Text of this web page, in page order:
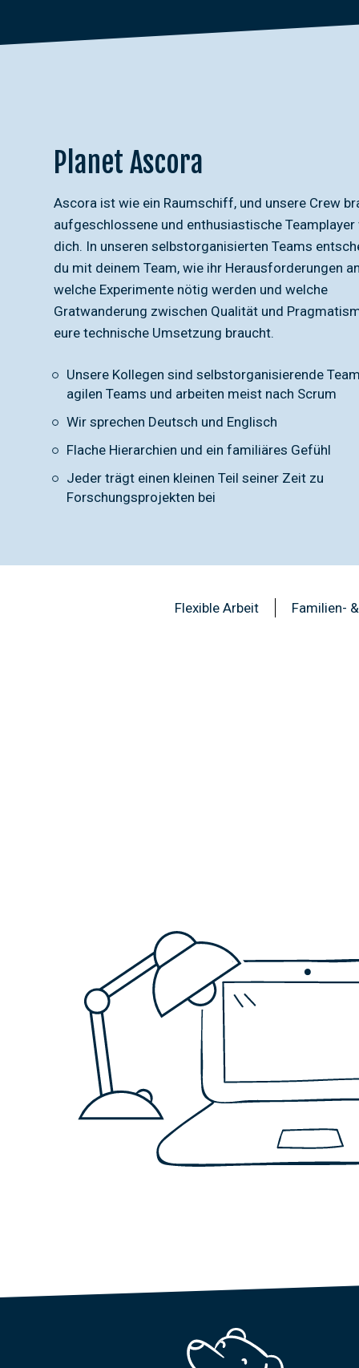
Planet Ascora
Ascora ist wie ein Raumschiff, und unsere Crew
aufgeschlossene und enthusiastische Teamplayer
dich. In unseren selbstorganisierten Teams
du mit deinem Team, wie ihr Herausforderungen
welche Experimente nötig werden und welche
Gratwanderung zwischen Qualität und
eure technische Umsetzung braucht.
Unsere Kollegen sind selbstorganisierende
agilen Teams und arbeiten meist nach Scrum
Wir sprechen Deutsch und Englisch
Flache Hierarchien und ein familiäres Gefühl
Jeder trägt einen kleinen Teil seiner Zeit zu
Forschungsprojekten bei
Flexible Arbeit Familien-